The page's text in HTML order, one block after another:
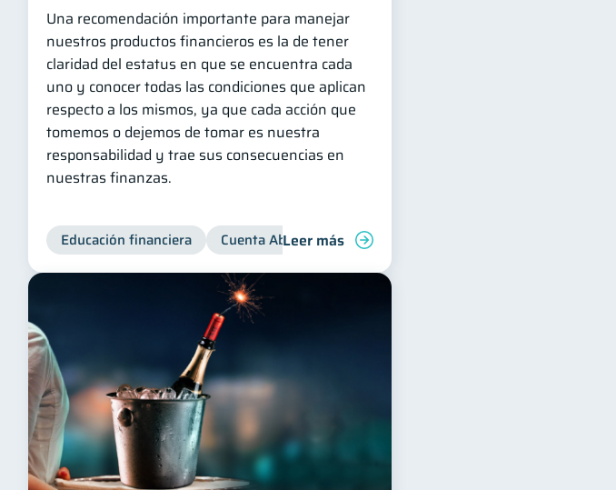
Inclusión financiera Finanzas para jóvenes Manejo de deudas
Una recomendación importante para manejar
nuestros productos financieros es la de tener
claridad del estatus en que se encuentra cada
uno y conocer todas las condiciones que aplican
respecto a los mismos, ya que cada acción que
tomemos o dejemos de tomar es nuestra
responsabilidad y trae sus consecuencias en
nuestras finanzas.
Educación financiera Cuenta Abandonada
Leer más